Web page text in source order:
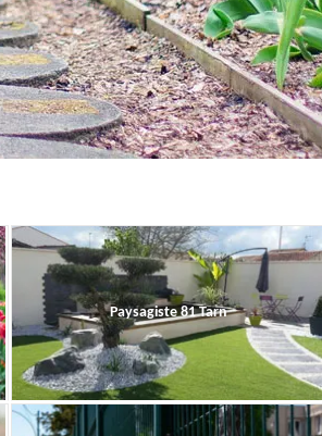
Paysagiste 81 Tarn